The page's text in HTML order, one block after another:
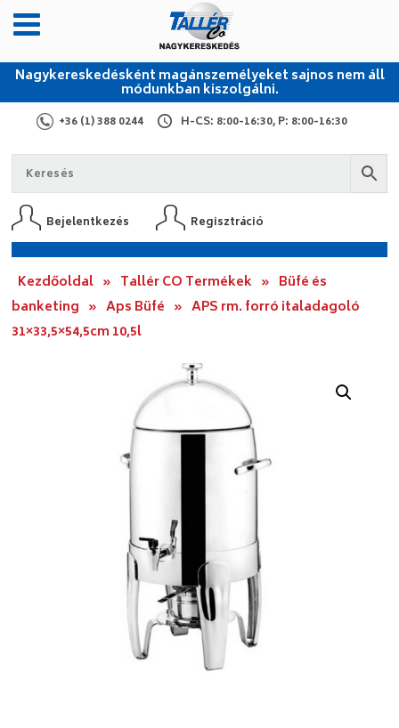
Nagykereskedésként magánszemélyeket sajnos nem áll
módunkban kiszolgálni.
+36 (1) 388 0244 H-CS: 8:00-16:30, P: 8:00-16:30
Bejelentkezés Regisztráció
Kezdőoldal » Tallér CO Termékek » Büfé és
banketing » Aps Büfé » APS rm. forró italadagoló
31×33,5×54,5cm 10,5l